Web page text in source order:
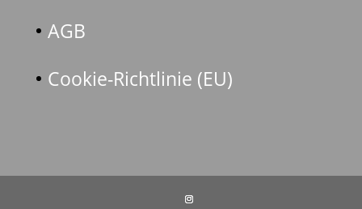
AGB
Cookie-Richtlinie (EU)